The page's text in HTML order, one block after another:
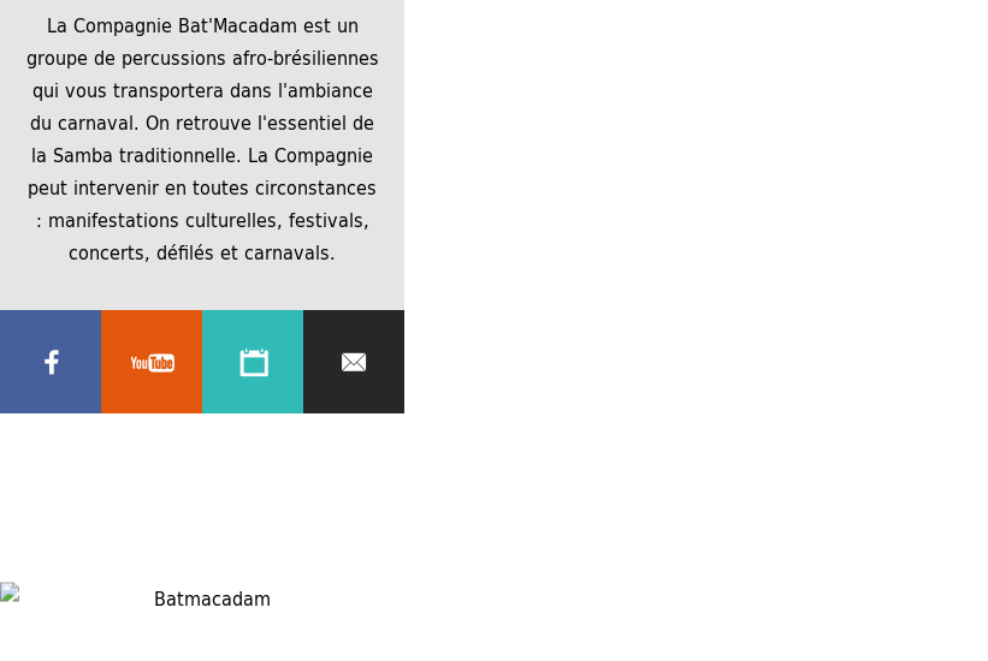
La Compagnie Bat'Macadam est un
groupe de percussions afro-brésiliennes
qui vous transportera dans l'ambiance
du carnaval. On retrouve l'essentiel de
la Samba traditionnelle. La Compagnie
peut intervenir en toutes circonstances
: manifestations culturelles, festivals,
concerts, défilés et carnavals.